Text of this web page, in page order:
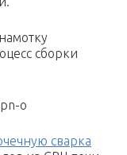
сборки
o
сварка